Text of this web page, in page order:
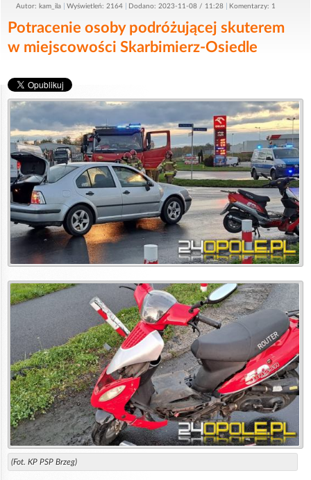
Autor: kam_ila Wyświetleń: 2164 Dodano: 2023-11-08 / 11:28 Komentarzy: 1
Potracenie osoby podróżującej skuterem
w miejscowości Skarbimierz-Osiedle
(Fot. KP PSP Brzeg)